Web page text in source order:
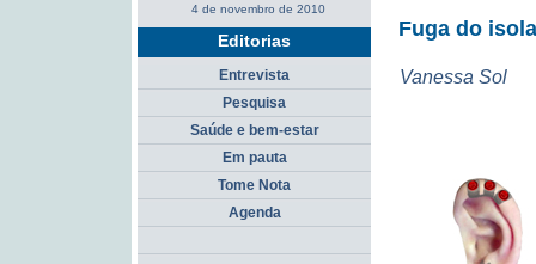
Fuga do
Vanessa Sol
4 de novembro de 2010
Editorias
Entrevista
Pesquisa
Saúde e bem-estar
Em pauta
Tome Nota
Agenda